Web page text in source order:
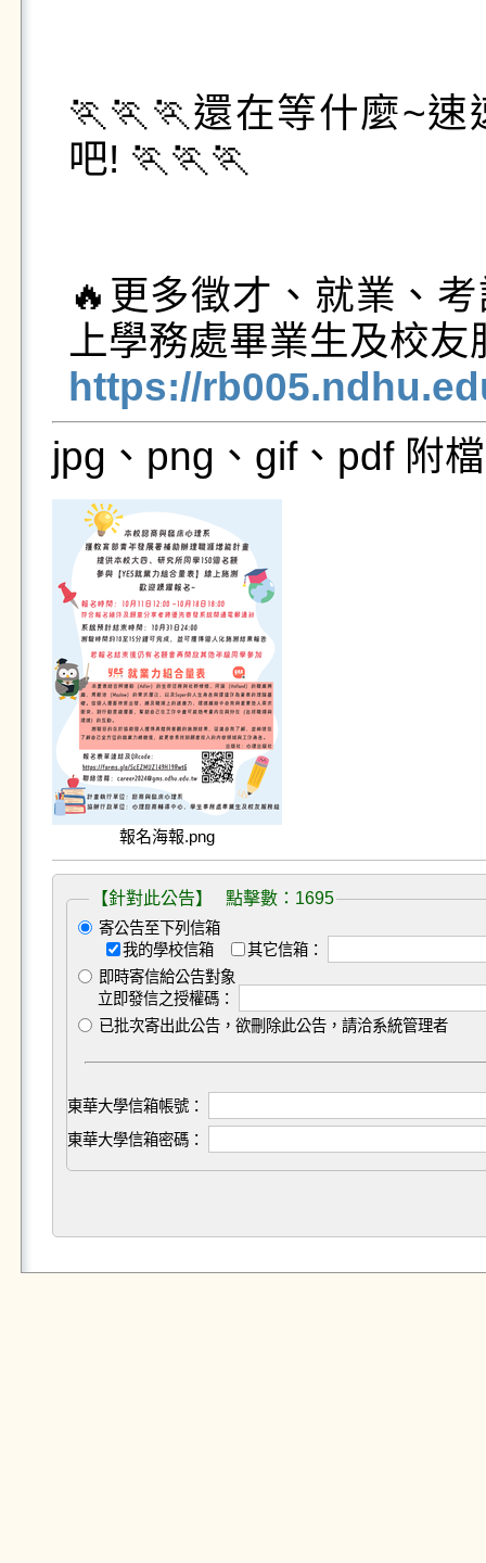
🏃🏃🏃還在等什麼~
吧! 🏃🏃🏃
🔥更多徵才、就業、
https://
jpg、png、gif、pdf 附
報名海報.png
【針對此公告】 點擊數：1695
寄公告至下列信箱
我的學校信箱
其它信箱：
即時寄信給公告對象
立即發信之授權碼：
已批次寄出此公告，欲刪除此公告，請洽系統管理者
東華大學信箱帳號：
東華大學信箱密碼：